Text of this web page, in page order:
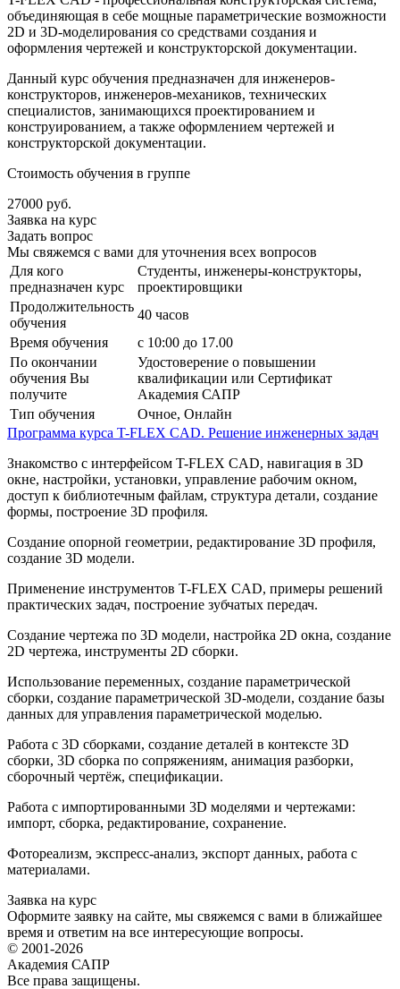
объединяющая в себе мощные параметрические возможности
2D и 3D-моделирования со средствами создания и
оформления чертежей и конструкторской документации.
Данный курс обучения предназначен для инженеров-
конструкторов, инженеров-механиков, технических
специалистов, занимающихся проектированием и
конструированием, а также оформлением чертежей и
конструкторской документации.
Стоимость обучения в группе
27000 руб.
Заявка на курс
Задать вопрос
Мы свяжемся с вами для уточнения всех вопросов
Для кого
предназначен курс
Студенты, инженеры-конструкторы,
проектировщики
Продолжительность
обучения
40 часов
Время обучения
с 10:00 до 17.00
По окончании
обучения Вы
получите
Удостоверение о повышении
квалификации или Сертификат
Академия САПР
Тип обучения
Очное, Онлайн
Программа курса T-FLEX CAD. Решение инженерных задач
Знакомство с интерфейсом T-FLEX CAD, навигация в 3D
окне, настройки, установки, управление рабочим окном,
доступ к библиотечным файлам, структура детали, создание
формы, построение 3D профиля.
Создание опорной геометрии, редактирование 3D профиля,
создание 3D модели.
Применение инструментов T-FLEX CAD, примеры решений
практических задач, построение зубчатых передач.
Создание чертежа по 3D модели, настройка 2D окна, создание
2D чертежа, инструменты 2D сборки.
Использование переменных, создание параметрической
сборки, создание параметрической 3D-модели, создание базы
данных для управления параметрической моделью.
Работа с 3D сборками, создание деталей в контексте 3D
сборки, 3D cборка по сопряжениям, анимация разборки,
сборочный чертёж, спецификации.
Работа с импортированными 3D моделями и чертежами:
импорт, сборка, редактирование, сохранение.
Фотореализм, экспресс-анализ, экспорт данных, работа с
материалами.
Заявка на курс
Оформите заявку на сайте, мы свяжемся с вами в ближайшее
время и ответим на все интересующие вопросы.
© 2001-2026
Академия САПР
Все права защищены.